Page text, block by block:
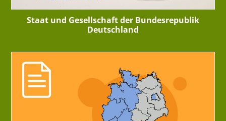
Staat und Gesellschaft der Bundesrepublik
Deutschland